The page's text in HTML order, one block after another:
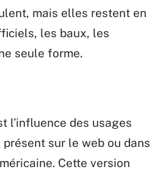
mais elles restent en
les baux, les
seule forme.
l’influence des usages
présent sur le web ou dans
Cette version